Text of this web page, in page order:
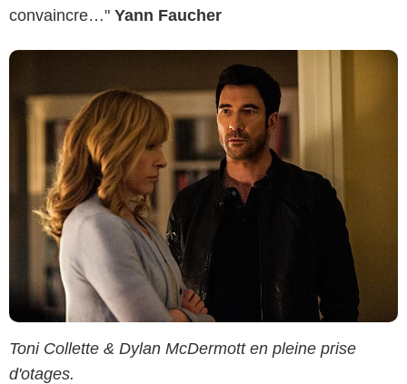
convaincre…" Yann Faucher
Toni Collette & Dylan McDermott en pleine prise
d'otages.